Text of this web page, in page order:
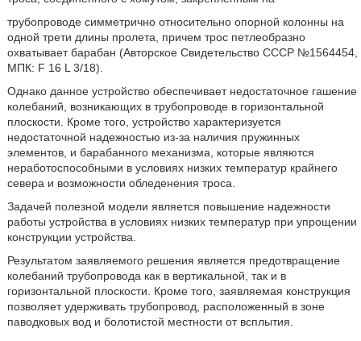
трубопроводе симметрично относительно опорной колонны на
одной трети длины пролета, причем трос петлеобразно
охватывает барабан (Авторское Свидетельство СССР №1564454,
МПК: F 16 L 3/18).
Однако данное устройство обеспечивает недостаточное гашение
колебаний, возникающих в трубопроводе в горизонтальной
плоскости. Кроме того, устройство характеризуется
недостаточной надежностью из-за наличия пружинных
элементов, и барабанного механизма, которые являются
неработоспособными в условиях низких температур крайнего
севера и возможности обледенения троса.
Задачей полезной модели является повышение надежности
работы устройства в условиях низких температур при упрощении
конструкции устройства.
Результатом заявляемого решения является предотвращение
колебаний трубопровода как в вертикальной, так и в
горизонтальной плоскости. Кроме того, заявляемая конструкция
позволяет удерживать трубопровод, расположенный в зоне
паводковых вод и болотистой местности от всплытия.